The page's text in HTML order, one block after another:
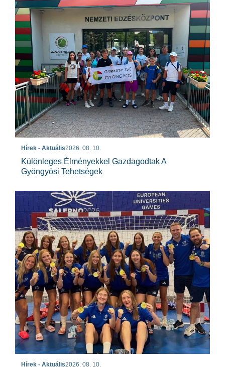
Hírek - Aktuális2026. 08. 10.
Különleges Élményekkel Gazdagodtak A
Gyöngyösi Tehetségek
Hírek - Aktuális2026. 08. 10.